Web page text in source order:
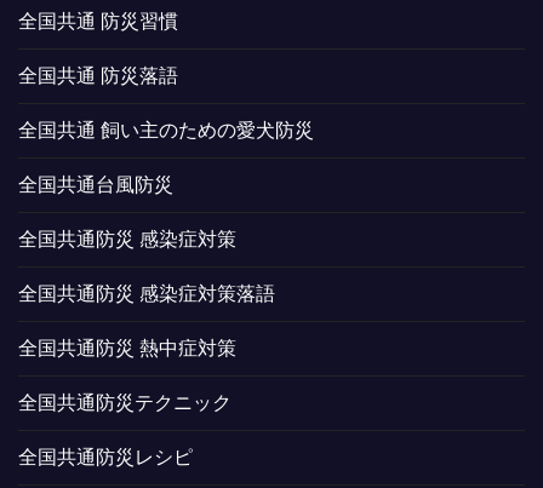
全国共通 防災習慣
全国共通 防災落語
全国共通 飼い主のための愛犬防災
全国共通台風防災
全国共通防災 感染症対策
全国共通防災 感染症対策落語
全国共通防災 熱中症対策
全国共通防災テクニック
全国共通防災レシピ